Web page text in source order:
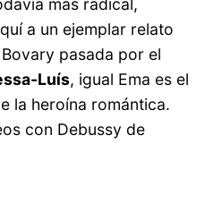
más radical,
a un ejemplar relato
pasada por el
Luís, igual Ema es el
la heroína romántica.
con Debussy de